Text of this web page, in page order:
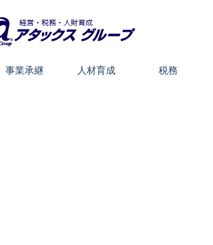
事業承継 人材育成 税務